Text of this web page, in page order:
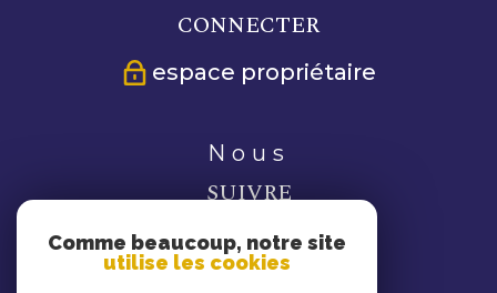
CONNECTER
espace propriétaire
nous
SUIVRE
Comme beaucoup, notre site
utilise les cookies